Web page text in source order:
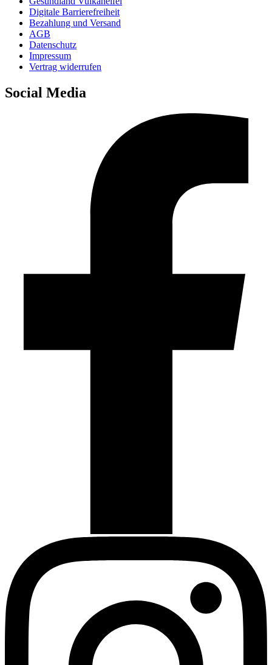
Digitale Barrierefreiheit
Bezahlung und Versand
AGB
Datenschutz
Impressum
Vertrag widerrufen
Social Media